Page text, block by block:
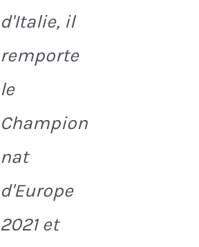
d'Italie, il
remporte
le
Champion
nat
d'Europe
2021 et